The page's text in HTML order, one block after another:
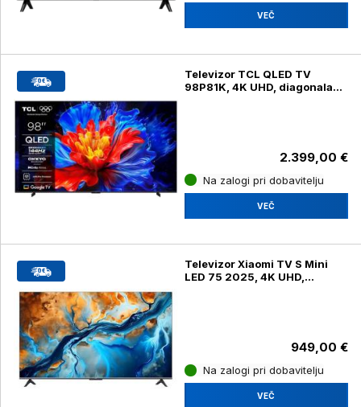
VEČ
Televizor TCL QLED TV
98P81K, 4K UHD, diagonala
2.399,00 €
Na zalogi pri dobavitelju
VEČ
Televizor Xiaomi TV S Mini
LED 75 2025, 4K UHD,
949,00 €
Na zalogi pri dobavitelju
VEČ